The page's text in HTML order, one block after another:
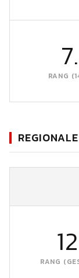
7.
RANG
RANG